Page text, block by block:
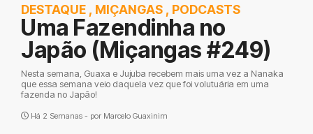
DESTAQUE , MIÇANGAS , PODCASTS
Uma Fazendinha no
Japão (Miçangas #249)
Nesta semana, Guaxa e Jujuba recebem mais uma vez a Nanaka
que essa semana veio daquela vez que foi volutuária em uma
fazenda no Japão!
Há 2 Semanas - por Marcelo Guaxinim